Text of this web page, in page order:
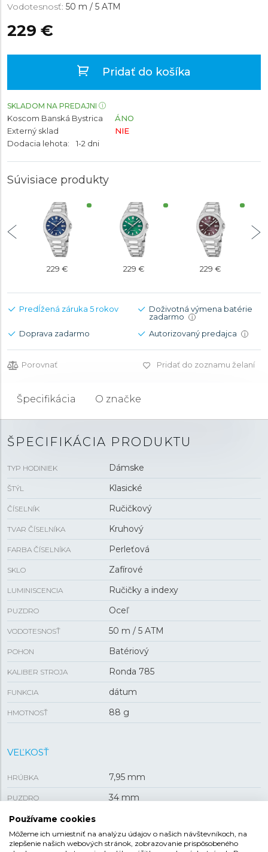
Vodotesnosť: 50 m / 5 ATM
229 €
Pridať do košíka
SKLADOM NA PREDAJNI
Koscom Banská Bystrica
ÁNO
Externý sklad
NIE
Dodacia lehota:
1-2 dni
Súvisiace produkty
229 € 229 € 229 €
Predĺžená záruka 5 rokov
Doživotná výmena batérie
zadarmo
i
Doprava zadarmo Autorizovaný predajca i
Porovnať Pridať do zoznamu želaní
Špecifikácia O značke
ŠPECIFIKÁCIA PRODUKTU
TYP HODINIEK Dámske
ŠTÝL Klasické
ČÍSELNÍK Ručičkový
TVAR ČÍSELNÍKA Kruhový
FARBA ČÍSELNÍKA Perleťová
SKLO Zafírové
LUMINISCENCIA Ručičky a indexy
PUZDRO Oceľ
VODOTESNOSŤ 50 m / 5 ATM
POHON Batériový
KALIBER STROJA Ronda 785
FUNKCIA dátum
HMOTNOSŤ 88 g
VEĽKOSŤ
HRÚBKA 7,95 mm
PUZDRO 34 mm
REMIENOK
Používame cookies
Môžeme ich umiestniť na analýzu údajov o našich návštevníkoch, na
zlepšenie našich webových stránok, zobrazovanie prispôsobeného